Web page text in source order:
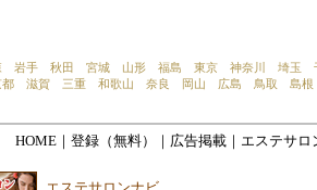
岩手 秋田 宮城 山形 福島 東京 神奈川 埼玉
都 滋賀 三重 和歌山 奈良 岡山 広島 鳥取 島根
HOME ｜登録（無料）｜広告掲載｜ エステサロ